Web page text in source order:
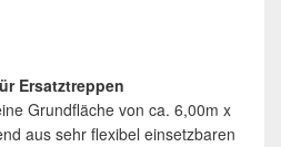
Ersatztreppen
Grundfläche von ca. 6,00m x
aus sehr flexibel einsetzbaren